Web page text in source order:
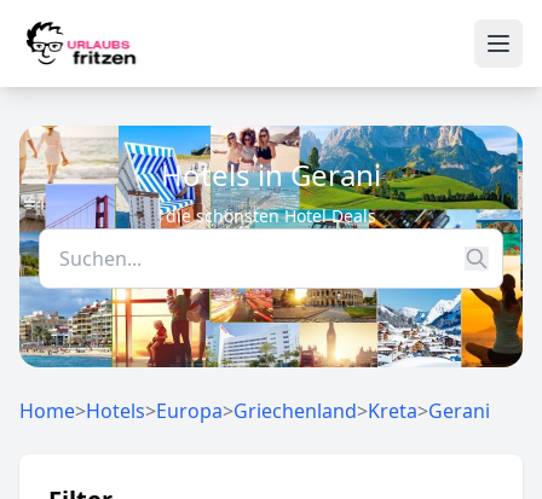
Hotels in Gerani
die schönsten Hotel Deals
Home>Hotels>Europa>Griechenland>Kreta>Gerani